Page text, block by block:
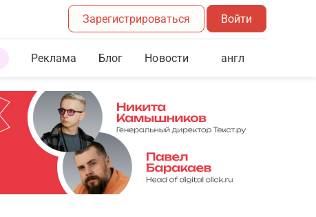
Зарегистрироваться Войти
Реклама Блог Новости англ